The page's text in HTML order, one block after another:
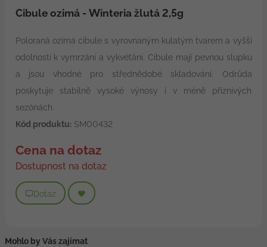
Cibule ozimá - Winteria žlutá 2,5g
Poloraná ozimá cibule s vyrovnaným kulatým tvarem a vyšší
odolností k vymrzání a vykvétání. Cibule mají pevnou slupku
a jsou vhodné pro střednědobé skladování. Odrůda
poskytuje stabilně vysoké výnosy i v méně příznivých
sezónách.
Kód produktu:SM00432
Cena na dotaz
Dostupnost na dotaz
Dotaz
Mohlo by Vás zajímat